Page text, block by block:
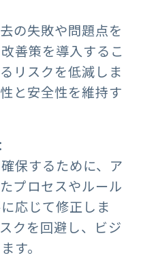
の失敗や問題点を
善策を導入するこ
リスクを低減しま
と安全性を維持す
保するために、ア
プロセスやルール
応じて修正しま
クを回避し、ビジ
す。